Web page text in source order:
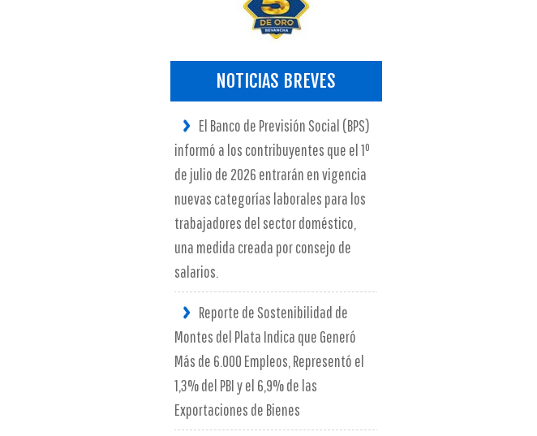
NOTICIAS BREVES
El Banco de Previsión Social (BPS)
informó a los contribuyentes que el 1º
de julio de 2026 entrarán en vigencia
nuevas categorías laborales para los
trabajadores del sector doméstico,
una medida creada por consejo de
salarios.
Reporte de Sostenibilidad de
Montes del Plata Indica que Generó
Más de 6.000 Empleos, Representó el
1,3% del PBI y el 6,9% de las
Exportaciones de Bienes